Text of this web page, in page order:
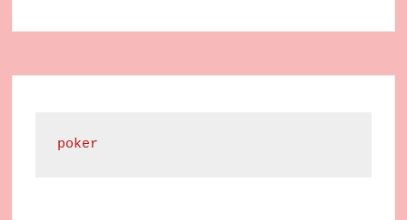
poker